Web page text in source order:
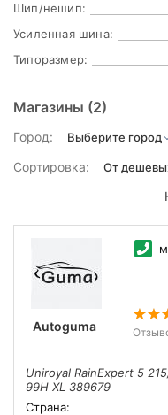
Шип/нешип:
Усиленная шина:
Типоразмер:
Магазины (2)
Город:
Сортировка:
Autoguma
Uniroyal RainExpert 5
99H XL 389679
Страна: